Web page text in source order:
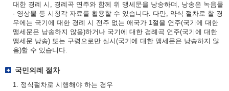
대한 경례 시, 경례곡 연주와 함께 위 맹세문을 낭송하며, 낭송은 녹음물
· 영상물 등 시청각 자료를 활용할 수 있습니다. 다만, 약식 절차로 할 경
우에는 국기에 대한 경례 시 전주 없는 애국가 1절을 연주(국기에 대한
맹세문은 낭송하지 않음)하거나 국기에 대한 경례곡 연주(국기에 대한
맹세문 낭송) 또는 구령으로만 실시(국기에 대한 맹세문은 낭송하지 않
음)할 수 있습니다.
국민의례 절차
1. 정식절차로 시행해야 하는 경우